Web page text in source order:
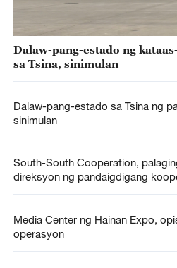
Dalaw-pang-estado ng
sa Tsina, sinimulan
Dalaw-pang-estado sa Tsina ng
sinimulan
South-South Cooperation,
direksyon ng pandaigdigang
Media Center ng Hainan Expo,
operasyon